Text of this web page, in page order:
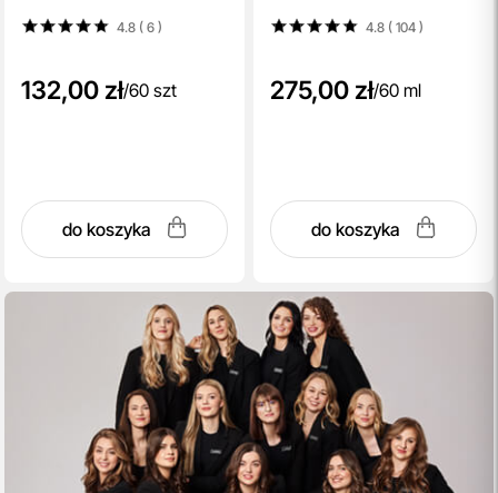
4.8 ( 6)
132,00 zł/60 szt
do koszyka
4.8 ( 104)
275,00 zł/60 ml
do koszyka